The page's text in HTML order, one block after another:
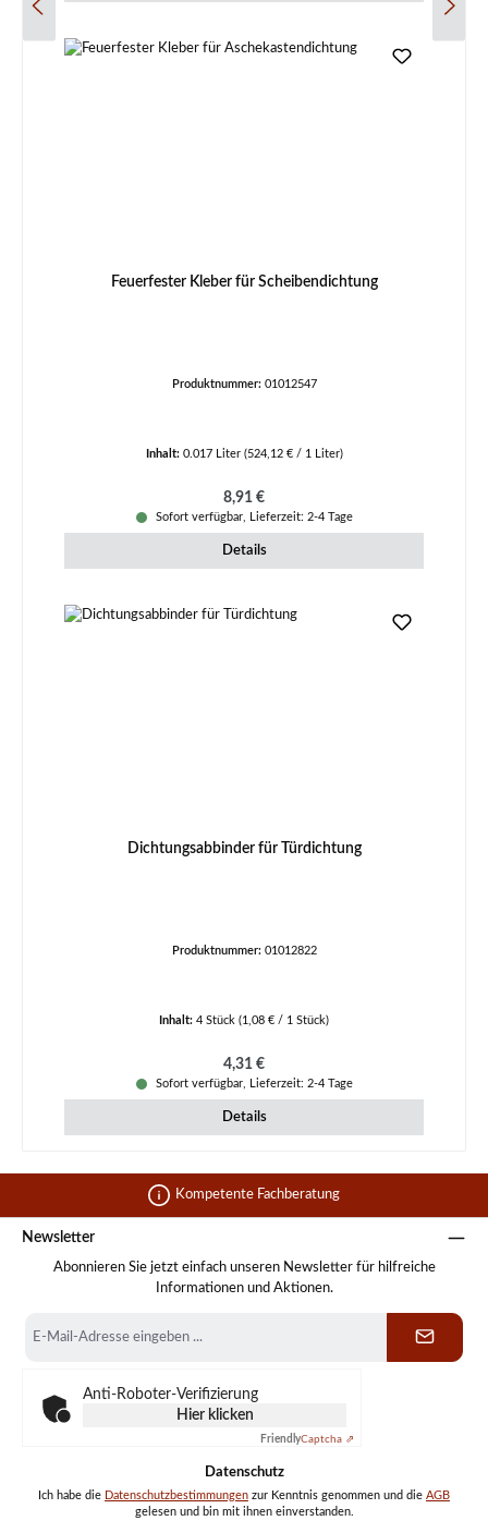
Feuerfester Kleber für Scheibendichtung
Produktnummer: 01012547
Inhalt: 0.017 Liter (524,12 € / 1 Liter)
Regulärer Preis:
8,91 €
Sofort verfügbar, Lieferzeit: 2-4 Tage
Details
Dichtungsabbinder für Türdichtung
Produktnummer: 01012822
Inhalt: 4 Stück (1,08 € / 1 Stück)
Regulärer Preis:
4,31 €
Sofort verfügbar, Lieferzeit: 2-4 Tage
Details
Kompetente Fachberatung
Newsletter
Abonnieren Sie jetzt einfach unseren Newsletter für hilfreiche
Informationen und Aktionen.
Mail-
Anti-Roboter-Verifizierung
Hier klicken
FriendlyCaptcha ⇗
Datenschutz
Ich habe die Datenschutzbestimmungen zur Kenntnis genommen und die AGB
gelesen und bin mit ihnen einverstanden.